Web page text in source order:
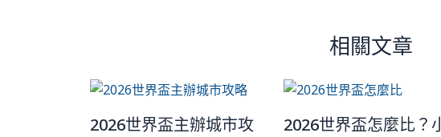
相關文章
2026世界盃主辦城市攻
2026世界盃怎麼比？